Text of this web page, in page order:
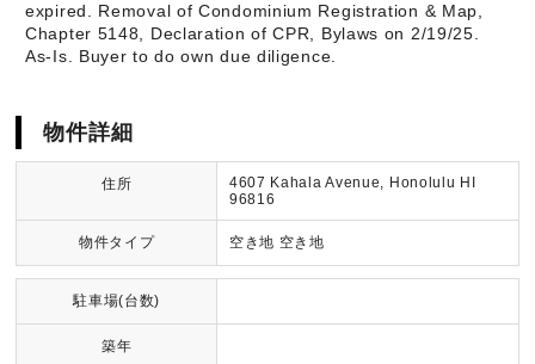
expired. Removal of Condominium Registration & Map,
Chapter 5148, Declaration of CPR, Bylaws on 2/19/25.
As-Is. Buyer to do own due diligence.
物件詳細
住所
4607 Kahala Avenue, Honolulu HI
96816
物件タイプ 空き地 空き地
駐車場(台数)
築年